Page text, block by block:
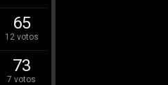
65
12 votos
73
7 votos